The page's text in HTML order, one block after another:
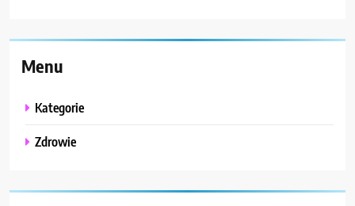
Menu
Kategorie
Zdrowie